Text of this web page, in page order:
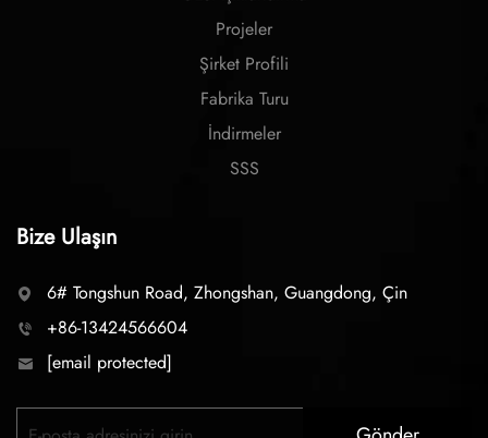
Projeler
Şirket Profili
Fabrika Turu
İndirmeler
SSS
Bize Ulaşın
6# Tongshun Road, Zhongshan, Guangdong, Çin
+86-13424566604
[email protected]